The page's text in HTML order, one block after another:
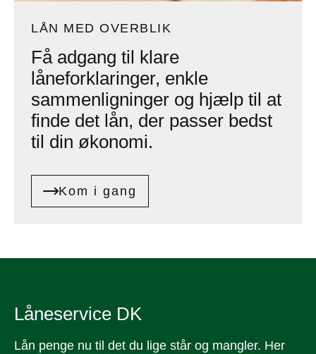
LÅN MED OVERBLIK
Få adgang til klare
låneforklaringer, enkle
sammenligninger og hjælp til at
finde det lån, der passer bedst
til din økonomi.
Kom i gang
Låneservice DK
Lån penge nu til det du lige står og mangler. Her